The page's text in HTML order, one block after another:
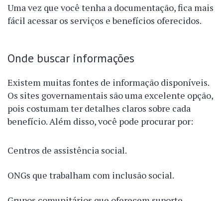
Uma vez que você tenha a documentação, fica mais
fácil acessar os serviços e benefícios oferecidos.
Onde buscar informações
Existem muitas fontes de informação disponíveis.
Os sites governamentais são uma excelente opção,
pois costumam ter detalhes claros sobre cada
benefício. Além disso, você pode procurar por:
Centros de assistência social.
ONGs que trabalham com inclusão social.